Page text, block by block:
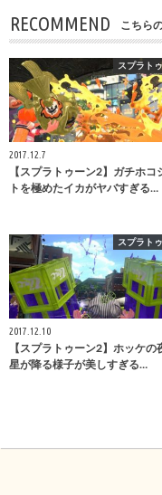
RECOMMEND こちら
スプラト
2017.12.7
【スプラトゥーン2】ガチホコ
トを極めたイカがヤバすぎる…
スプラト
2017.12.10
【スプラトゥーン2】ホッケの
星が降る様子が美しすぎる…